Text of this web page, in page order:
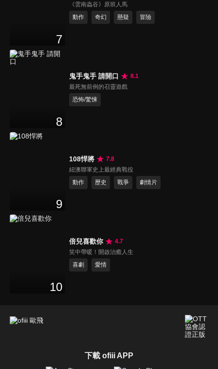
7
《雲南蟲谷》原班人馬
動作
奇幻 懸疑 冒險
8
鬼手鬼手 請開口
8.1
最死無前例的召靈遊戲
恐怖/驚悚
9
108悍將
7.8
紐澳聯軍史上最經典戰役
動作
歷史 戰爭 劇情片
10
倍兒喜歡你
4.7
笑中帶暖！開啟治癒人生
喜劇
愛情
下載 ofiii APP